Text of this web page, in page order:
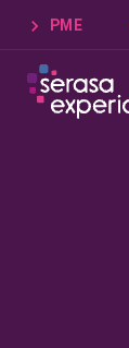
PME